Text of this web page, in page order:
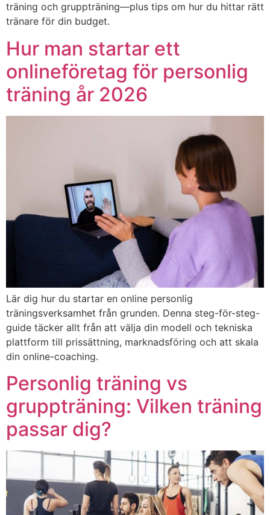
träning och gruppträning—plus tips om hur du hittar rätt
tränare för din budget.
Hur man startar ett
onlineföretag för personlig
träning år 2026
Lär dig hur du startar en online personlig
träningsverksamhet från grunden. Denna steg-för-steg-
guide täcker allt från att välja din modell och tekniska
plattform till prissättning, marknadsföring och att skala
din online-coaching.
Personlig träning vs
gruppträning: Vilken träning
passar dig?